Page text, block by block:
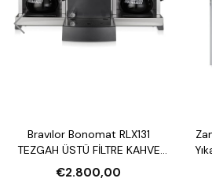
Bravılor Bonomat RLX131
TEZGAH ÜSTÜ FİLTRE KAHVE
MAKİNESİ VE SU ISITICI
€2.800,00
Zanussi